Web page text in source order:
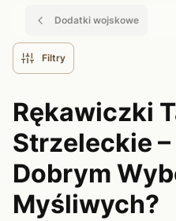
Dodatki wojskowe
Filtry
Rękawiczki
Strzeleckie –
Dobrym
Myśliwych?